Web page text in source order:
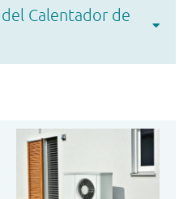
Calentador de